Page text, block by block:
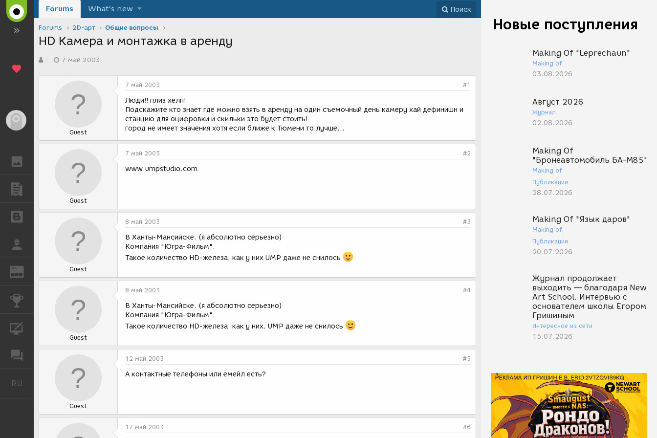
REN
КОНКУРСЫ
RU
Новые поступления
Making Of "Leprechaun"
Making of
03.08.2026
Август 2026
Журнал
02.08.2026
Making Of
"Бронеавтомобиль БА-М85"
Making of
Публикации
28.07.2026
Making Of "Язык даров"
Making of
Публикации
20.07.2026
Журнал продолжает
выходить — благодаря New
Art School. Интервью с
основателем школы Егором
Гришиным
Интересное из сети
15.07.2026
Forums What's new Поиск
Forums 2D-арт Общие вопросы
HD Камера и монтажка в аренду
в-
а
и
7 май 2003
Guest
7 май 2003 #1
Люди!! плиз хелп!
Подскажите кто знает где можно взять в аренду на один съемочный день камеру хай дефинишн и
станцию для оцифровки и скильки это будет стоить!
город не имеет значения хотя если ближе к Тюмени то лучше...
Guest
7 май 2003 #2
www.umpstudio.com
Guest
8 май 2003 #3
В Ханты-Мансийске. (я абсолютно серьезно)
Компания "Югра-Фильм".
Такое количество HD-железа, как у них UMP даже не снилось
Guest
8 май 2003 #4
В Ханты-Мансийске. (я абсолютно серьезно)
Компания "Югра-Фильм".
Такое количество HD-железа, как у них, UMP даже не снилось
Guest
12 май 2003 #5
А контактные телефоны или емейл есть?
17 май 2003 #6